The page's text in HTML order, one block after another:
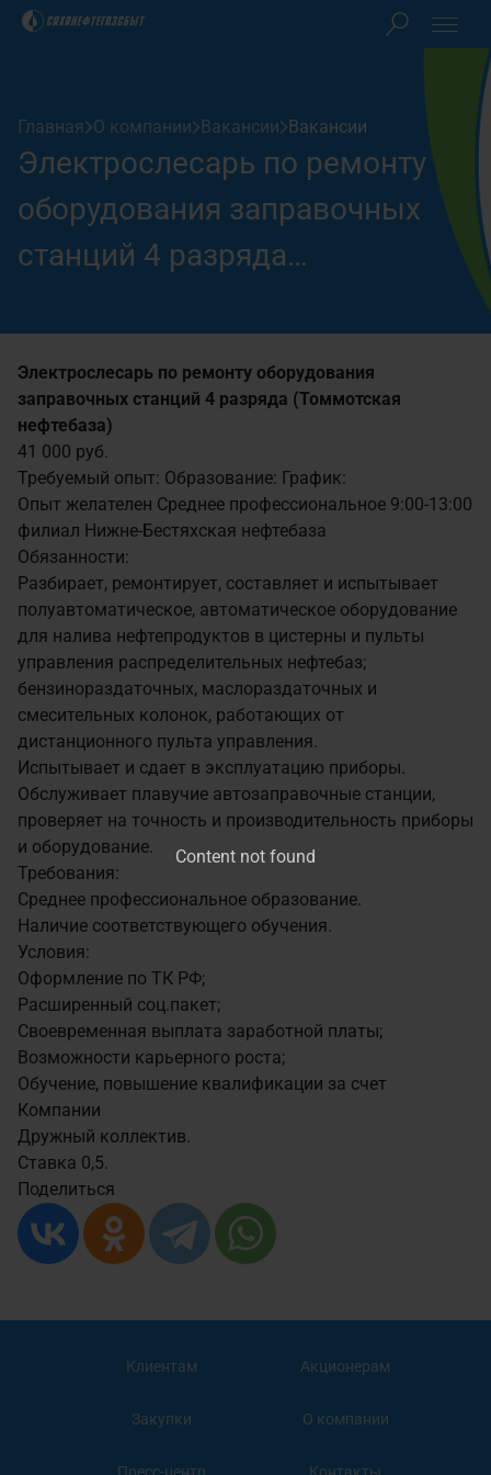
Content not found
Акционерам
Закупки
О компании
Пресс-центр
Контакты
Личный кабинет
Главная О компании Вакансии Вакансии
Электрослесарь по ремонту
оборудования заправочных
станций 4 разряда
Электрослесарь по ремонту оборудования
заправочных станций 4 разряда (Томмотская
нефтебаза)
41 000 руб.
Требуемый опыт: Образование: График:
Опыт желателен Среднее профессиональное 9:00-13:00
филиал Нижне-Бестяхская нефтебаза
Обязанности:
Разбирает, ремонтирует, составляет и испытывает
полуавтоматическое, автоматическое оборудование
для налива нефтепродуктов в цистерны и пульты
управления распределительных нефтебаз;
бензинораздаточных, маслораздаточных и
смесительных колонок, работающих от
дистанционного пульта управления.
Испытывает и сдает в эксплуатацию приборы.
Обслуживает плавучие автозаправочные станции,
проверяет на точность и производительность приборы
и оборудование.
Требования:
Среднее профессиональное образование.
Наличие соответствующего обучения.
Условия:
Оформление по ТК РФ;
Расширенный соц.пакет;
Своевременная выплата заработной платы;
Возможности карьерного роста;
Обучение, повышение квалификации за счет
Компании
Дружный коллектив.
Ставка 0,5.
Поделиться
Клиентам Акционерам
Закупки О компании